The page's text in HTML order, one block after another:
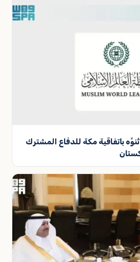
باتفاقية مكة للدفاع المشترك